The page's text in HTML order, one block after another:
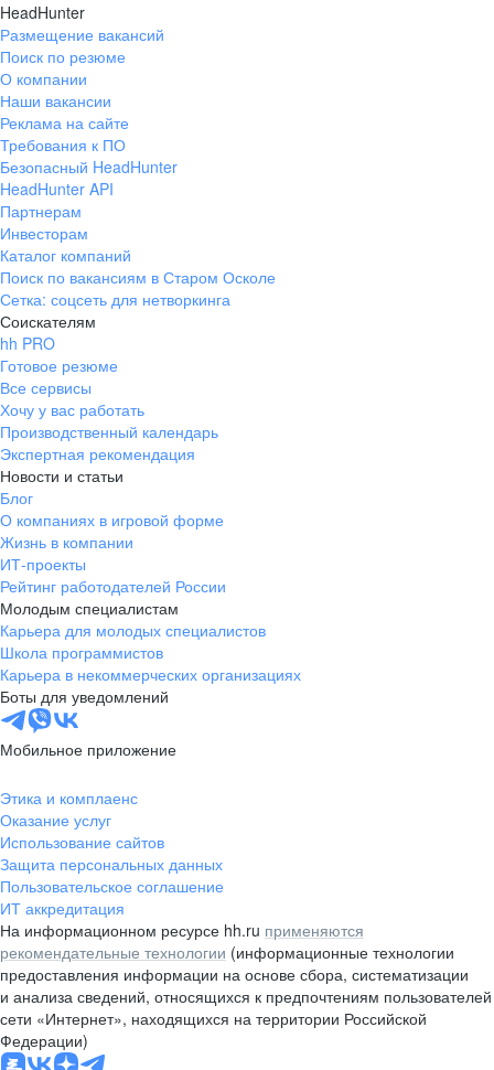
HeadHunter
Размещение вакансий
Поиск по резюме
О компании
Наши вакансии
Реклама на сайте
Требования к ПО
Безопасный HeadHunter
HeadHunter API
Партнерам
Инвесторам
Каталог компаний
Поиск по вакансиям в Старом Осколе
Сетка: соцсеть для нетворкинга
Соискателям
hh PRO
Готовое резюме
Все сервисы
Хочу у вас работать
Производственный календарь
Экспертная рекомендация
Новости и статьи
Блог
О компаниях в игровой форме
Жизнь в компании
ИТ-проекты
Рейтинг работодателей России
Молодым специалистам
Карьера для молодых специалистов
Школа программистов
Карьера в некоммерческих организациях
Боты для уведомлений
Мобильное приложение
Этика и комплаенс
Оказание услуг
Использование сайтов
Защита персональных данных
Пользовательское соглашение
ИТ аккредитация
На информационном ресурсе hh.ru применяются
рекомендательные технологии (информационные технологии
предоставления информации на основе сбора, систематизации
и анализа сведений, относящихся к предпочтениям пользователей
сети «Интернет», находящихся на территории Российской
Федерации)